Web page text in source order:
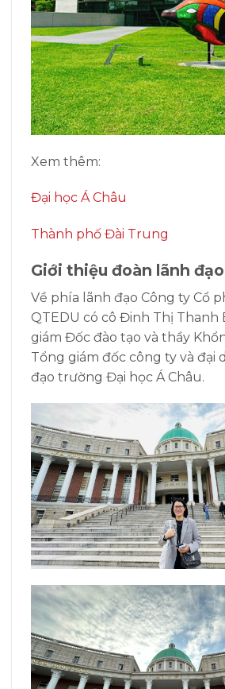
Xem thêm:
Đại học Á Châu
Thành phố Đài Trung
Giới thiệu đoàn lãnh đạo
Về phía lãnh đạo Công ty Cổ
QTEDU có cô Đinh Thị Thanh
giám Đốc đào tạo và thầy
Tổng giám đốc công ty và đại
đạo trường Đại học Á Châu.